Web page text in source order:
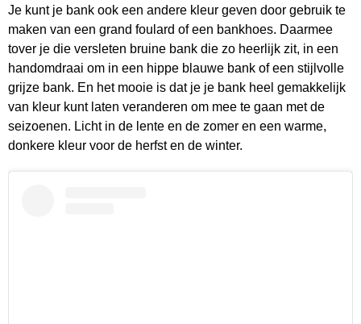
Je kunt je bank ook een andere kleur geven door gebruik te
maken van een grand foulard of een bankhoes. Daarmee
tover je die versleten bruine bank die zo heerlijk zit, in een
handomdraai om in een hippe blauwe bank of een stijlvolle
grijze bank. En het mooie is dat je je bank heel gemakkelijk
van kleur kunt laten veranderen om mee te gaan met de
seizoenen. Licht in de lente en de zomer en een warme,
donkere kleur voor de herfst en de winter.